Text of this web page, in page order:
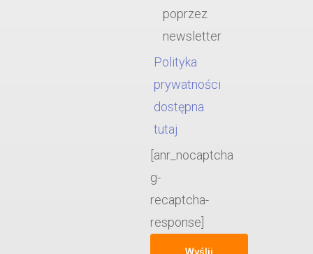
poprzez
newsletter
Polityka
prywatności
dostępna
tutaj
[anr_nocaptcha
g-
recaptcha-
response]